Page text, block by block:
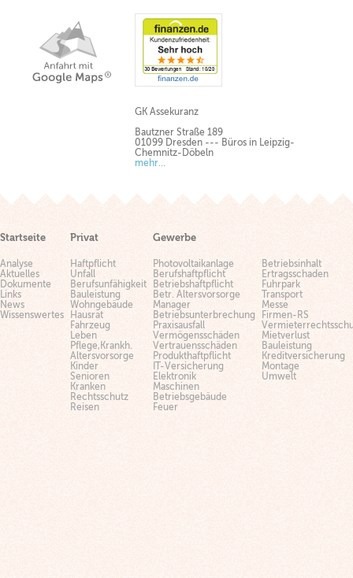
GK Assekuranz
Bautzner Straße 189
01099 Dresden --- Büros in Leipzig-
Chemnitz-Döbeln
mehr...
Startseite
Analyse
Aktuelles
Dokumente
Links
News
Wissenswertes
Privat
Haftpflicht
Unfall
Berufsunfähigkeit
Bauleistung
Wohngebäude
Hausrat
Fahrzeug
Leben
Pflege,Krankh.
Altersvorsorge
Kinder
Senioren
Kranken
Rechtsschutz
Reisen
Gewerbe
Photovoltaikanlage
Berufshaftpflicht
Betriebshaftpflicht
Betr. Altersvorsorge
Manager
Betriebsunterbrechung
Praxisausfall
Vermögensschäden
Vertrauensschäden
Produkthaftpflicht
IT-Versicherung
Elektronik
Maschinen
Betriebsgebäude
Feuer
Betriebsinhalt
Ertragsschaden
Fuhrpark
Transport
Messe
Firmen-RS
Mietverlust
Bauleistung
Kreditversicherung
Montage
Umwelt